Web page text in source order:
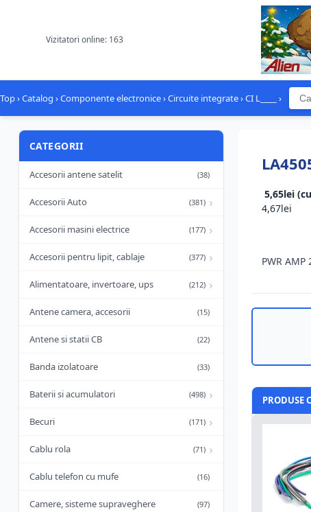
Vizitatori online: 163
Top›Catalog ›Componente electronice›Circuite integrate›CI L____ ›
CATEGORII
Accesorii antene satelit (38)
Accesorii Auto (381) ›
Accesorii masini electrice (177) ›
Accesorii pentru lipit, cablaje (377) ›
Alimentatoare, invertoare, ups (212) ›
Antene camera, accesorii (15)
Antene si statii CB (22)
Banda izolatoare (33)
Baterii si acumulatori (498) ›
Becuri (171) ›
Cablu rola (71) ›
Cablu telefon cu mufe (16)
Camere, sisteme supraveghere (97)
5,65lei
4,67lei
PWR AMP
PRODUSE